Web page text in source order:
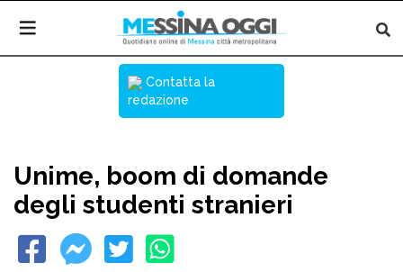
Contatta la
redazione
Unime, boom di domande
degli studenti stranieri